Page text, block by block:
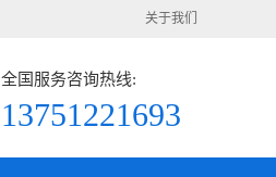
关于我们
全国服务咨询热线:
13751221693